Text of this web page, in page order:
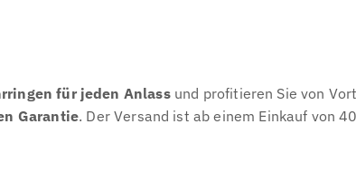
für jeden Anlassund profitieren Sie von
Garantie. Der Versand ist ab einem Einkauf von